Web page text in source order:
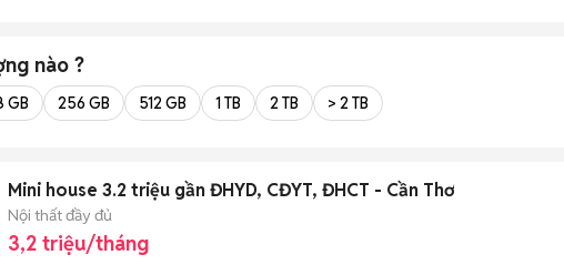
nào ?
GB 256 GB 512 GB 1 TB 2 TB > 2 TB
Mini house 3.2 triệu gần ĐHYD, CĐYT, ĐHCT - Cần Thơ
Nội thất đầy đủ
3,2 triệu/tháng